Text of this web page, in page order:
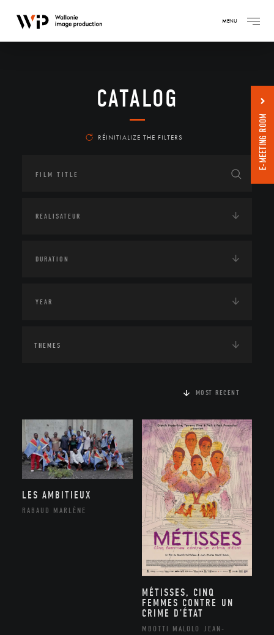
MENU
CATALOG
RÉINITIALIZE THE FILTERS
THEMES
MOST RECENT
LES AMBITIEUX
RABAUD MARLÈNE
MÉTISSES, CINQ
FEMMES CONTRE UN
CRIME D’ÉTAT
MBOTTI MALOLO JEAN-
E-MEETING ROOM